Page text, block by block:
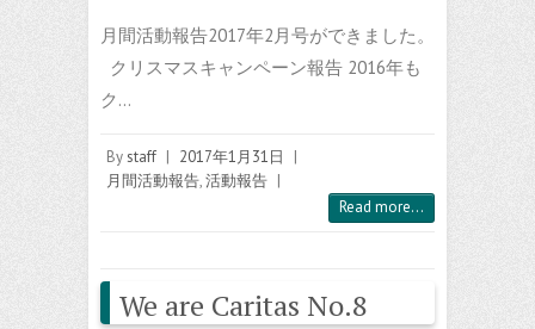
月間活動報告2017年2月号ができました。
クリスマスキャンペーン報告 2016年も
ク…
Bystaff | 2017年1月31日
|
月間活動報告,活動報告 |
Read more...
We are Caritas No.8